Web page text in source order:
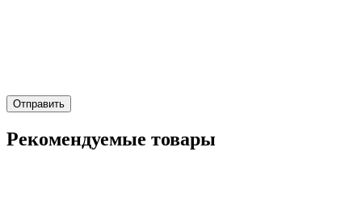
Отправить
Рекомендуемые товары